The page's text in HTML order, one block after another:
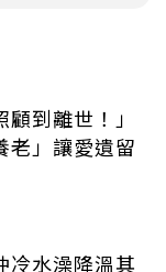
到離世！」
老」讓愛遺留
冷水澡降溫其